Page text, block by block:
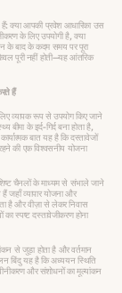
क्या आपकी प्रवेश आधारिका उस
के लिए उपयोगी है, क्या
के बाद के कदम समय पर पूरा
पूरी नहीं होती—यह आंतरिक
हैं
व्यापक रूप से उपयोग किए जाने
बीमा के इर्द-गिर्द बना होता है,
बात यह है कि दस्तावेजों
की एक विश्वसनीय योजना
चैनलों के माध्यम से संभाले जाने
जहाँ व्यापार योजना और
है और वीज़ा से लेकर निवास
स्पष्ट दस्तावेजीकरण होना
से जुड़ा होता है और वर्तमान
बिंदु यह है कि अध्ययन स्थिति
और संशोधनों का मूल्यांकन